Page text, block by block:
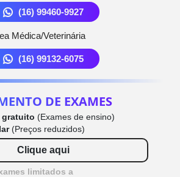
(16) 99460-9927
Médica/Veterinária
(16) 99132-6075
DE EXAMES
gratuito (Exames de ensino)
(Preços reduzidos)
Clique aqui
limitados a